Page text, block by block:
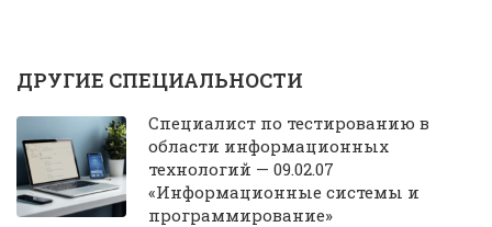
ДРУГИЕ СПЕЦИАЛЬНОСТИ
Специалист по тестированию в
области информационных
технологий — 09.02.07
«Информационные системы и
программирование»